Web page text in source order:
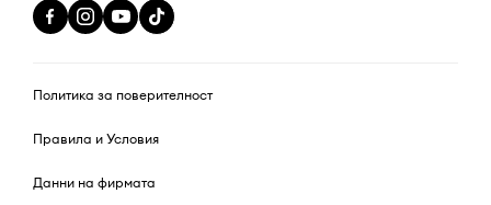
Политика за поверителност
Правила и Условия
Данни на фирмата